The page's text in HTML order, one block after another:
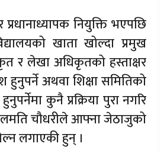
नियुक्ति भएपछि
खाता खोल्दा प्रमुख
र लेखा अधिकृतको हस्ताक्षर
हुनुपर्ने अथवा शिक्षा समितिको
कुनै प्रक्रिया पुरा नगरि
चौधरीले आफ्ना जेठाजुको
लगाएकी हुन् ।